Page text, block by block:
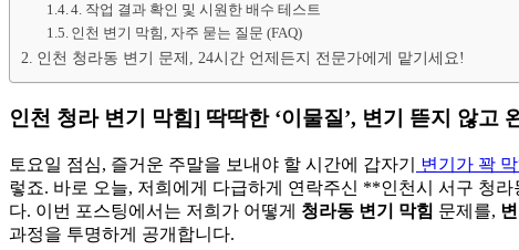
4. 작업 결과 확인 및 시원한 배수 테스트
인천 변기 막힘, 자주 묻는 질문 (FAQ)
인천 청라동 변기 문제, 24시간 언제든지 전문가에게 맡기세요!
인천 청라 변기 막힘] 딱딱한 ‘이물질’, 변기 뜯지 않고
토요일 점심, 즐거운 주말을 보내야 할 시간에 갑자기 변기가 꽉 막
렇죠. 바로 오늘, 저희에게 다급하게 연락주신 **인천시 서구 청
다. 이번 포스팅에서는 저희가 어떻게 청라동 변기 막힘 문제를,
과정을 투명하게 공개합니다.